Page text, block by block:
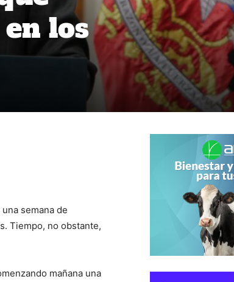
los
semana de
Tiempo, no obstante,
mañana una